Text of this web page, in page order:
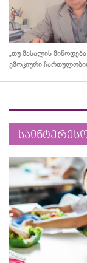
„თუ მასალის
ემოციური